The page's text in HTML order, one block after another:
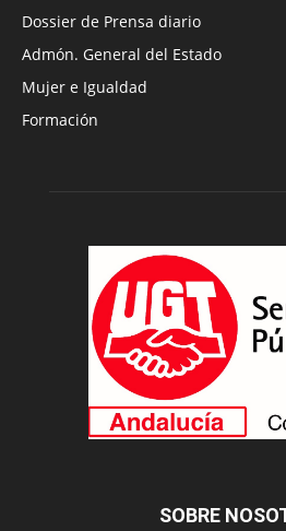
Dossier de Prensa diario
Admón. General del Estado
Mujer e Igualdad
Formación
SOBRE